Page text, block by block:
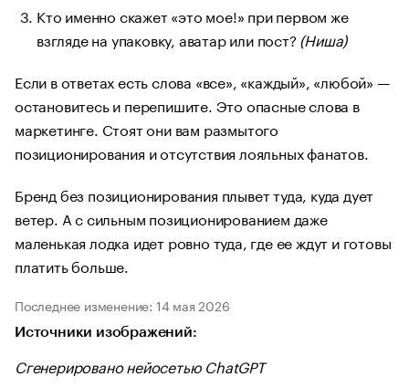
Кто именно скажет «это мое!» при первом же
взгляде на упаковку, аватар или пост? (Ниша)
Если в ответах есть слова «все», «каждый», «любой» —
остановитесь и перепишите. Это опасные слова в
маркетинге. Стоят они вам размытого
позиционирования и отсутствия лояльных фанатов.
Бренд без позиционирования плывет туда, куда дует
ветер. А с сильным позиционированием даже
маленькая лодка идет ровно туда, где ее ждут и готовы
платить больше.
Последнее изменение: 14 мая 2026
Источники изображений:
Сгенерировано нейосетью ChatGPT